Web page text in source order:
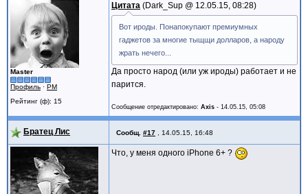
Master
Профиль · PM
Рейтинг (ф): 15
Цитата Dark_Sup @ 12.05.15, 08:28
Вот ироды. Понапокупают премиумных
гаджетов за многие тыщщи долларов, а народу
жрать нечего...
Да просто народ (или уж ироды) работает и не
парится.
Сообщение отредактировано: Axis - 14.05.15, 05:08
Братец Лис Сообщ. #17 14.05.15, 16:48
Что, у меня одного iPhone 6+ ?